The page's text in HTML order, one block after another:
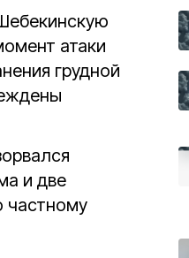
атаки
грудной
и две
частному